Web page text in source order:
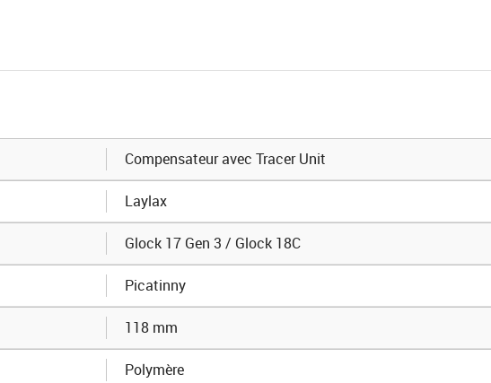
Compensateur avec Tracer Unit
Laylax
Glock 17 Gen 3 / Glock 18C
Picatinny
118 mm
Polymère